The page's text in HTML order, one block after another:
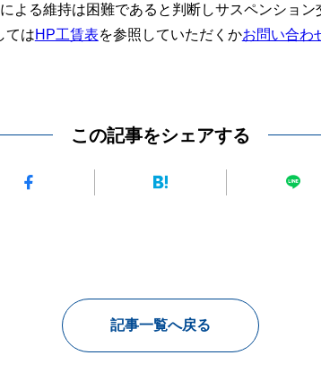
よる維持は困難であると判断しサスペンション
てはHP工賃表を参照していただくかお問い合わ
この記事をシェアする
記事一覧へ戻る